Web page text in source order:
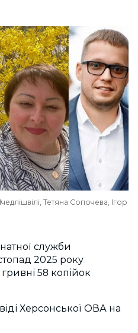
Тетяна Сопочева, Ігор
служби
2025 року
58 копійок
Херсонської ОВА на